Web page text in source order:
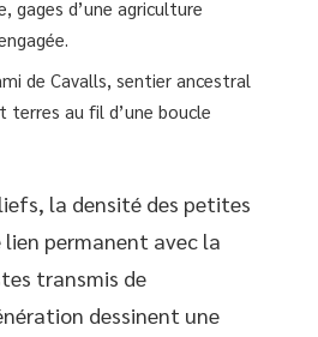
gages d’une agriculture
de Cavalls, sentier ancestral
terres au fil d’une boucle
la densité des petites
permanent avec la
transmis de
dessinent une